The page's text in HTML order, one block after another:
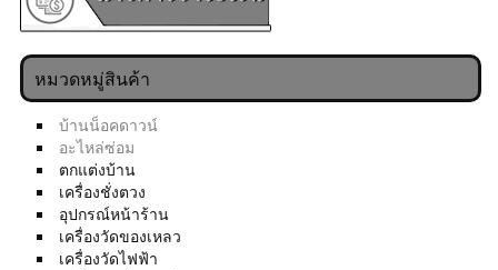
หมวดหมู่สินค้า
บ้านน็อคดาวน์
อะไหล่ซ่อม
ตกแต่งบ้าน
เครื่องชั่งตวง
อุปกรณ์หน้าร้าน
เครื่องวัดของเหลว
เครื่องวัดไฟฟ้า